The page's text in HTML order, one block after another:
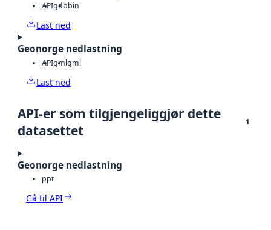
APIgdbbin
Last ned
Geonorge nedlastning
APIgmlgml
Last ned
API-er som tilgjengeliggjør dette
datasettet
1
Geonorge nedlastning
ppt
Gå til API